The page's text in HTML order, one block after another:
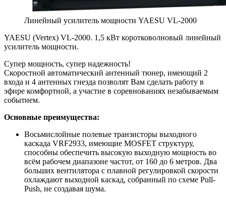
Линейный усилитель мощности YAESU VL-2000
YAESU (Vertex) VL-2000. 1,5 кВт коротковолновый линейный
усилитель мощности.
Супер мощность, супер надежность!
Скоростной автоматический антенный тюнер, имеющий 2
входа и 4 антенных гнезда позволят Вам сделать работу в
эфире комфортной, а участие в соревнованиях незабываемым
событием.
Основные преимущества:
Восьмислойные полевые транзисторы выходного
каскада VRF2933, имеющие MOSFET структуру,
способны обеспечить высокую выходную мощность во
всём рабочем диапазоне частот, от 160 до 6 метров. Два
больших вентилятора с плавной регулировкой скорости
охлаждают выходной каскад, собранный по схеме Pull-
Push, не создавая шума.